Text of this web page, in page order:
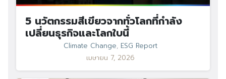
5 นวัตกรรมสีเขียวจากทั่วโลกที่กำลัง
เปลี่ยนธุรกิจและโลกใบนี้
Climate Change, ESG Report
เมษายน 7, 2026